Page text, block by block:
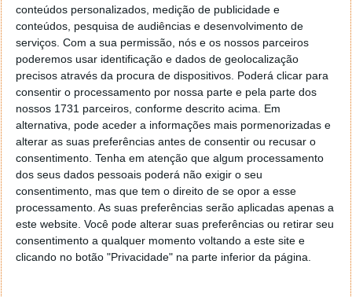
conteúdos personalizados, medição de publicidade e
conteúdos, pesquisa de audiências e desenvolvimento de
serviços. Com a sua permissão, nós e os nossos parceiros
poderemos usar identificação e dados de geolocalização
precisos através da procura de dispositivos. Poderá clicar para
consentir o processamento por nossa parte e pela parte dos
nossos 1731 parceiros, conforme descrito acima. Em
alternativa, pode aceder a informações mais pormenorizadas e
alterar as suas preferências antes de consentir ou recusar o
consentimento. Tenha em atenção que algum processamento
dos seus dados pessoais poderá não exigir o seu
consentimento, mas que tem o direito de se opor a esse
processamento. As suas preferências serão aplicadas apenas a
este website. Você pode alterar suas preferências ou retirar seu
consentimento a qualquer momento voltando a este site e
clicando no botão "Privacidade" na parte inferior da página.
os discos SSD são atualmente a melhor escolha do
mercado. No entanto os discos rígidos ainda
continuam a ser os preferidos para alguns contextos,
especialmente a longo prazo e para backups.
Leia também: